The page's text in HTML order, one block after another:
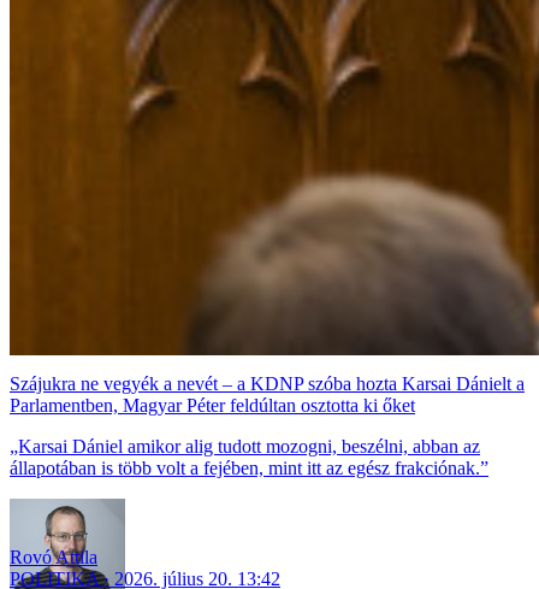
Szájukra ne vegyék a nevét – a KDNP szóba hozta Karsai Dánielt a
Parlamentben, Magyar Péter feldúltan osztotta ki őket
„Karsai Dániel amikor alig tudott mozogni, beszélni, abban az
állapotában is több volt a fejében, mint itt az egész frakciónak.”
Rovó Attila
POLITIKA
2026. július 20. 13:42